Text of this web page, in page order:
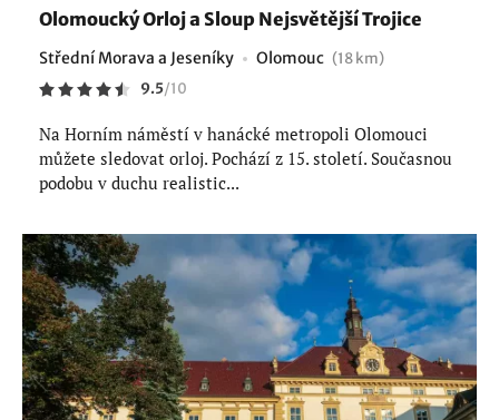
Olomoucký Orloj a Sloup Nejsvětější Trojice
Střední Morava a Jeseníky Olomouc (18 km)
9.5/10
Na Horním náměstí v hanácké metropoli Olomouci
můžete sledovat orloj. Pochází z 15. století. Současnou
podobu v duchu realistic...